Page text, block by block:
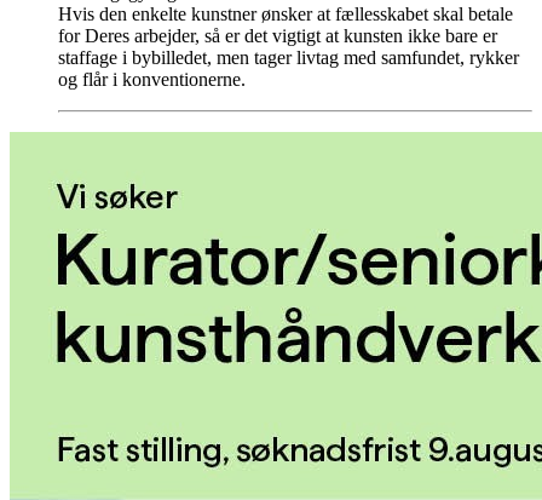
Hvis den enkelte kunstner ønsker at fællesskabet skal betale
for Deres arbejder, så er det vigtigt at kunsten ikke bare er
staffage i bybilledet, men tager livtag med samfundet, rykker
og flår i konventionerne.